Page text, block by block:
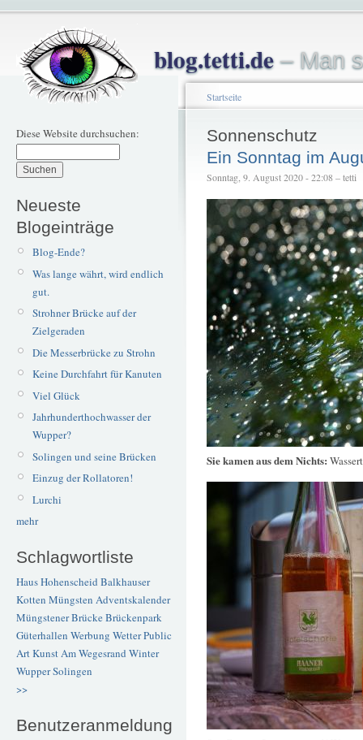
blog.tetti.de– Man
Diese Website durchsuchen:
Neueste
Blogeinträge
Blog-Ende?
Was lange währt, wird endlich
gut.
Strohner Brücke auf der
Zielgeraden
Die Messerbrücke zu Strohn
Keine Durchfahrt für Kanuten
Viel Glück
Jahrhunderthochwasser der
Wupper?
Solingen und seine Brücken
Einzug der Rollatoren!
Lurchi
mehr
Schlagwortliste
Haus Hohenscheid Balkhauser
Kotten Müngsten Adventskalender
Müngstener BrückeBrückenpark
Güterhallen Werbung WetterPublic
ArtKunstAm Wegesrand Winter
WupperSolingen
>>
Benutzeranmeldung
Startseite
Sonnenschutz
Ein Sonntag im
Sonntag, 9. August 2020 - 22:08 – tetti
Sie kamen aus dem Nichts: